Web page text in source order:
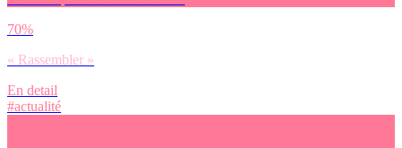
70%
« Rassembler »
En detail
#actualité